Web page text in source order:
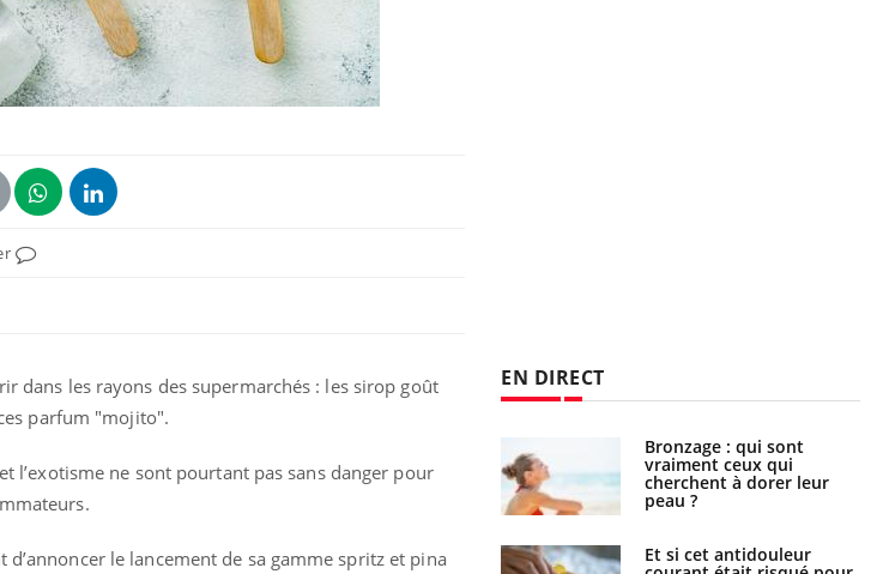
dans les rayons des supermarchés : les sirop goût
parfum "mojito".
l’exotisme ne sont pourtant pas sans danger pour
le lancement de sa gamme spritz et pina
EN DIRECT
de Proust"
au gluten : les
d'été : quel impact sur le
sommeil ?
Grossesse : ces polluants
Bronzage : qui sont
vraiment ceux qui
cherchent à dorer leur
peau ?
Et si cet antidouleur